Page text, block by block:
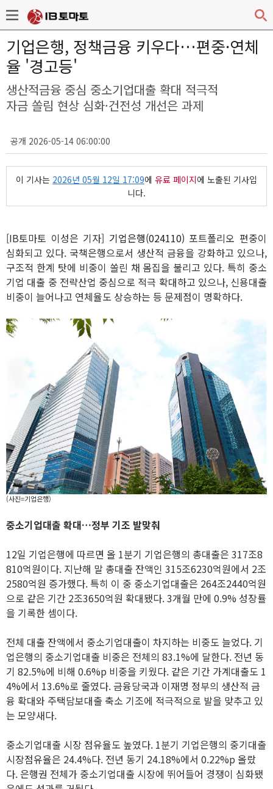
기업은행, 정책금융 키우다…편중·연체
율 '경고등'
생산적금융 중심 중소기업대출 확대 적극적
자금 쏠림 현상 심화·건전성 개선은 과제
공개 2026-05-14 06:00:00
이 기사는 2026년 05월 12일 17:09에 유료 페이지에 노출된 기사입
니다.
[IB토마토 이성은 기자] 기업은행(024110) 포트폴리오 편중이
심화되고 있다. 국책은행으로서 생산적 금융을 강화하고 있으나,
구조적 한계 탓에 비중이 쏠린 채 몸집을 불리고 있다. 특히 중소
기업 대출 중 전략산업 중심으로 적극 확대하고 있으나, 신용대출
비중이 늘어나고 연체율도 상승하는 등 문제점이 명확하다.
(사진=기업은행)
중소기업대출 확대…정부 기조 발맞춰
12일 기업은행에 따르면 올 1분기 기업은행의 총대출은 317조8
810억원이다. 지난해 말 총대출 잔액인 315조6230억원에서 2조
2580억원 증가했다. 특히 이 중 중소기업대출은 264조2440억원
으로 같은 기간 2조3650억원 확대됐다. 3개월 만에 0.9% 성장률
을 기록한 셈이다.
전체 대출 잔액에서 중소기업대출이 차지하는 비중도 늘었다. 기
업은행의 중소기업대출 비중은 전체의 83.1%에 달한다. 전년 동
기 82.5%에 비해 0.6%p 비중을 키웠다. 같은 기간 가계대출도 1
4%에서 13.6%로 줄였다. 금융당국과 이재명 정부의 생산적 금
융 확대와 주택담보대출 축소 기조에 적극적으로 발을 맞추고 있
는 모양새다.
중소기업대출 시장 점유율도 높였다. 1분기 기업은행의 중기대출
시장점유율은 24.4%다. 전년 동기 24.18%에서 0.22%p 올랐
다. 은행권 전체가 중소기업대출 시장에 뛰어들어 경쟁이 심화됐